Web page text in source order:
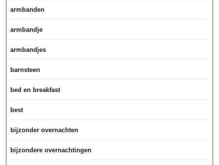
armbanden
armbandje
armbandjes
barnsteen
bed en breakfast
best
bijzonder overnachten
bijzondere overnachtingen